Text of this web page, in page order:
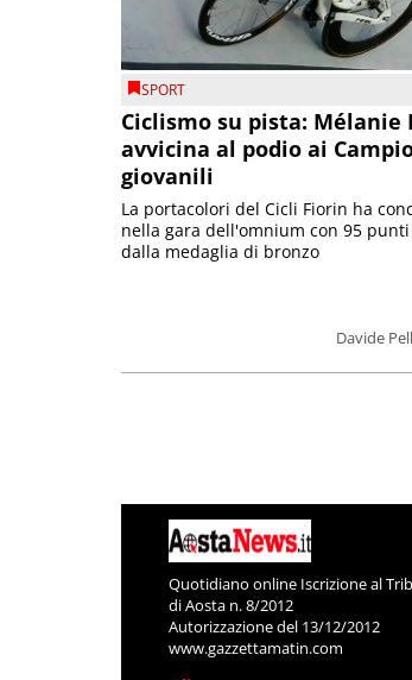
SPORT
Ciclismo su pista: Mélanie
avvicina al podio ai
giovanili
Davide
La portacolori del Cicli Fiorin ha
nella gara dell'omnium con 95
dalla medaglia di bronzo
Quotidiano online Iscrizione al
di Aosta n. 8/2012
Autorizzazione del 13/12/2012
www.gazzettamatin.com